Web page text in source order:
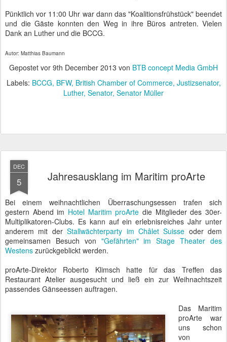
Pünktlich vor 11:00 Uhr war dann das "Koalitionsfrühstück" beendet
und die Gäste konnten den Weg in ihre Büros antreten. Vielen
Dank an Luther und die BCCG.
Autor: Matthias Baumann
Gepostet vor 9th December 2013 von BTB concept Media GmbH
Labels: BCCG BFW British Chamber of Commerce Justizsenator
Luther Senator Senator Müller
DEC
5 Jahresausklang im Maritim proArte
Bei einem weihnachtlichen Überraschungsessen trafen sich
gestern Abend im Hotel Maritim proArte die Mitglieder des 30er-
Multiplikatoren-Clubs. Es kann auf ein erlebnisreiches Jahr unter
anderem mit derStallwächterparty im Châlet Suisse oder dem
gemeinsamen Besuch von "Gefährten" im Stage Theater des
Westens zurückgeblickt werden.
proArte-Direktor Roberto Klimsch hatte für das Treffen das
Restaurant Atelier ausgesucht und ließ ein zur Weihnachtszeit
passendes Gänseessen auftragen.
Das Maritim
proArte war
uns schon
von